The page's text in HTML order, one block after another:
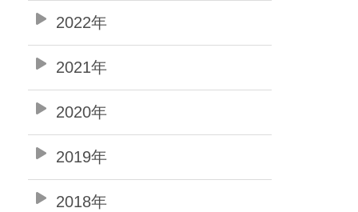
2022年
2021年
2020年
2019年
2018年